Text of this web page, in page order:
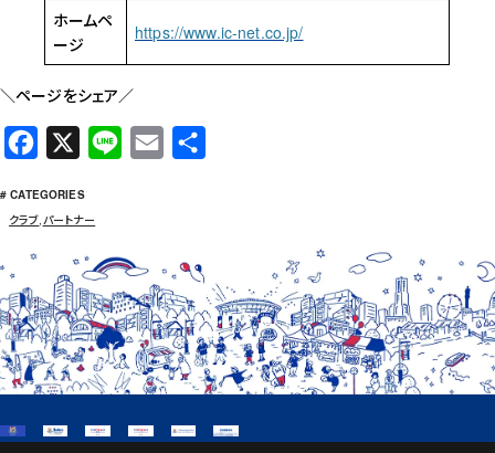
ホームペ
ージ
https://www.ic-net.co.jp/
＼ページをシェア／
o
o
k
X
l
# CATEGORIES
クラブ パートナー